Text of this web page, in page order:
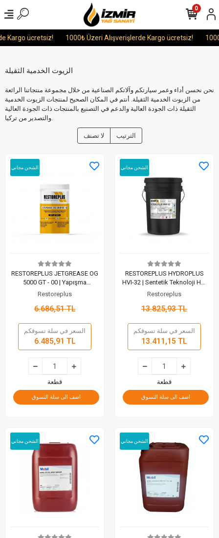
ücretsiz! 1000₺ Üzeri Alışverişlerde Kargo ücretsiz! 1000₺
0
الزيوت الخدمية الثقيلة
نحن نحسن أداء وعمر سيارتكم وآلاتكم الصناعية من خلال مجموعة منتجاتنا الرائعة
من الزيوت الخدمية الثقيلة. أنتم في المكان الصحيح لمنتجات الزيوت الخدمية
الثقيلة ذات الجودة العالية والدعم في التصنيع بالمنتجات ذات الجودة العالية
والتصدير من تركيا.
لا تصنف الترتيب
الشحن مجاني
RESTOREPLUS JETGREASE OG
5000 GT - 00 | Yapışma
Özelliğine Sahip Ağır Hizmet
Gresi (1Kg)
Restoreplus
6.686,51 TL
السعر في سلة تسوقكم
6.485,91 TL
قطعة
اضف الى سلة التسوق
الشحن مجاني
RESTOREPLUS HYDROPLUS
HVI-32 | Sentetik Teknoloji HVI
Hidrolik Sıvısı (20 Lt)
Restoreplus
13.825,93 TL
السعر في سلة تسوقكم
13.411,15 TL
قطعة
اضف الى سلة التسوق
الشحن مجاني الشحن مجاني